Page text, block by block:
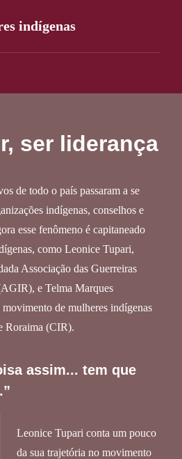
indígenas
ser liderança
de todo o país passaram a se
indígenas, conselhos e
esse fenômeno é capitaneado
como Leonice Tupari,
Associação das Guerreiras
e Telma Marques
de mulheres indígenas
Roraima (CIR).
assim... tem que
Leonice Tupari conta um pouco
da sua trajetória no movimento